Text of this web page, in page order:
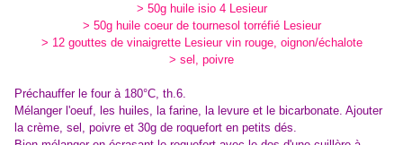
> 50g huile isio 4 Lesieur
> 50g huile coeur de tournesol torréfié Lesieur
> 12 gouttes de vinaigrette Lesieur vin rouge, oignon/échalote
> sel, poivre
Préchauffer le four à 180°C, th.6.
Mélanger l'oeuf, les huiles, la farine, la levure et le bicarbonate. Ajouter
la crème, sel, poivre et 30g de roquefort en petits dés.